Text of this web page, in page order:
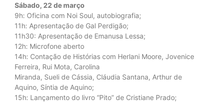
Sábado, 22 de março
9h: Oficina com Noi Soul, autobiografia;
11h: Apresentação de Gal Perdigão;
11h30: Apresentação de Emanusa Lessa;
12h: Microfone aberto
14h: Contação de Histórias com Herlani Moore, Jovenice
Ferreira, Rui Mota, Carolina
Miranda, Sueli de Cássia, Cláudia Santana, Arthur de
Aquino, Síntia de Aquino;
15h: Lançamento do livro “Pito” de Cristiane Prado;